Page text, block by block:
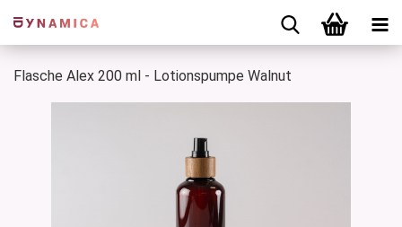
Flasche Alex 200 ml - Lotionspumpe Walnut